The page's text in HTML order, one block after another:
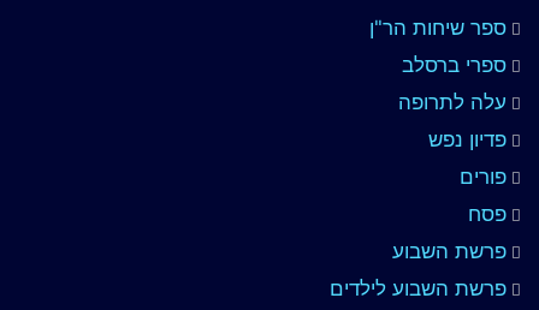
ספר שיחות הר"ן
ספרי ברסלב
עלה לתרופה
פדיון נפש
פורים
פסח
פרשת השבוע
פרשת השבוע לילדים